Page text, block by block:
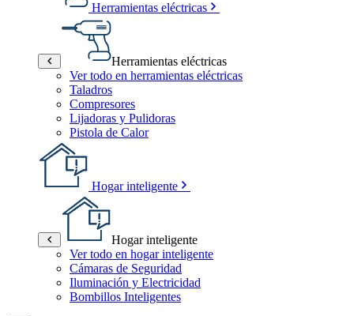
Herramientas eléctricas
Herramientas eléctricas
Ver todo en herramientas eléctricas
Taladros
Compresores
Lijadoras y Pulidoras
Pistola de Calor
Hogar inteligente
Hogar inteligente
Ver todo en hogar inteligente
Cámaras de Seguridad
Iluminación y Electricidad
Bombillos Inteligentes